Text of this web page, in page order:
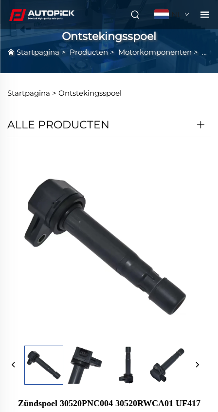
NL
Ontstekingsspoel
Startpagina > Producten> Motorkomponenten>
Startpagina > Ontstekingsspoel
ALLE PRODUCTEN
Zündspoel 30520PNC004 30520RWCA01 UF417